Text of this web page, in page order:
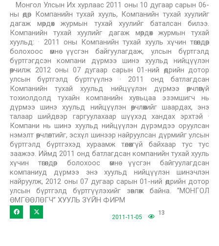
Монгол Улсын Их хурлаас 2011 оны 10 дугаар сарын 06-
ны өдөр Компанийн тухай хууль, Компанийн тухай хуулийг
дагаж мөрдөх журмын тухай хуулийг баталсан билээ.
Компанийн тухай хуулийг дагаж мөрдөх журмын тухай
хуульд: · 2011 оны Компанийн тухай хууль хүчин төгөлдөр
болохоос өмнө үүсгэн байгуулагдаж, улсын бүртгэлд
бүртгэгдсэн компани дүрмээ шинэ хуульд нийцүүлэн
өөрчилж 2012 оны 07 дугаар сарын 01-ний өдрийн дотор
улсын бүртгэлд бүртгүүлнэ · 2011 онд батлагдсан
Компанийн тухай хуульд нийцүүлэн дүрмээ өөрчлөөгүй
тохиолдолд тухайн компанийн хувьцаа эзэмшигч нь
дүрмээ шинэ хуульд нийцүүлэн өөрчлөхийг шаардах, энэ
талаар шийдвэр гаргуулахаар шүүхэд хандах эрхтэй ·
Компани нь шинэ хуульд нийцүүлэн дүрэмдээ оруулсан
нэмэлт өөрчлөлтийг, эсхүл шинээр найруулсан дүрмийг улсын
бүртгэлд бүртгэхэд хураамж төлөхгүй байхаар тус тус
заажээ. Иймд 2011 онд батлагдсан компанийн тухай хууль
хүчин төгөлдөр болохоос өмнө үүсгэн байгуулагдсан
компаниуд дүрмээ энэ хуульд нийцүүлэн шинэчлэн
найруулж, 2012 оны 07 дугаар сарын 01-ний өдрийн дотор
улсын бүртгэлд бүртгүүлэхийг зөвлөж байна. “МОНГОЛ
ӨМГӨӨЛӨГЧ” ХУУЛЬ ЗҮЙН ФИРМ
2011-11-05
13